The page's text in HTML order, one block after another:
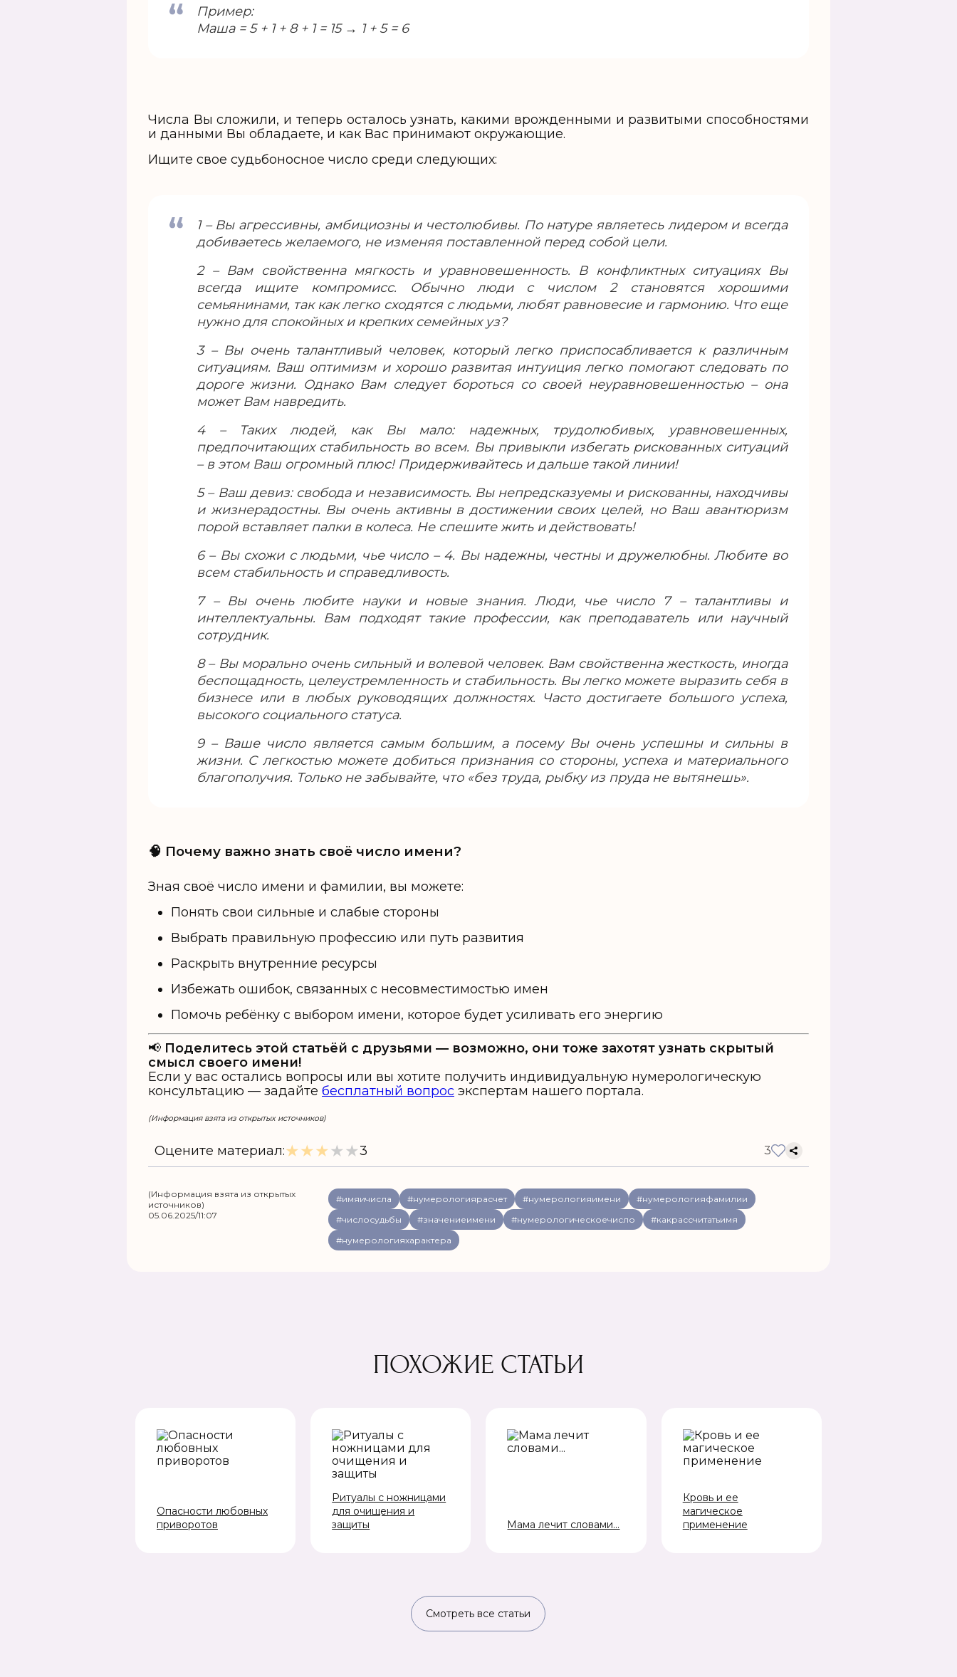
Пример:
Маша = 5 + 1 + 8 + 1 = 15 → 1 + 5 = 6
Числа Вы сложили, и теперь осталось узнать, какими врожденными и развитыми способностями
и данными Вы обладаете, и как Вас принимают окружающие.
Ищите свое судьбоносное число среди следующих:
1 – Вы агрессивны, амбициозны и честолюбивы. По натуре являетесь лидером и всегда
добиваетесь желаемого, не изменяя поставленной перед собой цели.
2 – Вам свойственна мягкость и уравновешенность. В конфликтных ситуациях Вы
всегда ищите компромисс. Обычно люди с числом 2 становятся хорошими
семьянинами, так как легко сходятся с людьми, любят равновесие и гармонию. Что еще
нужно для спокойных и крепких семейных уз?
3 – Вы очень талантливый человек, который легко приспосабливается к различным
ситуациям. Ваш оптимизм и хорошо развитая интуиция легко помогают следовать по
дороге жизни. Однако Вам следует бороться со своей неуравновешенностью – она
может Вам навредить.
4 – Таких людей, как Вы мало: надежных, трудолюбивых, уравновешенных,
предпочитающих стабильность во всем. Вы привыкли избегать рискованных ситуаций
– в этом Ваш огромный плюс! Придерживайтесь и дальше такой линии!
5 – Ваш девиз: свобода и независимость. Вы непредсказуемы и рискованны, находчивы
и жизнерадостны. Вы очень активны в достижении своих целей, но Ваш авантюризм
порой вставляет палки в колеса. Не спешите жить и действовать!
6 – Вы схожи с людьми, чье число – 4. Вы надежны, честны и дружелюбны. Любите во
всем стабильность и справедливость.
7 – Вы очень любите науки и новые знания. Люди, чье число 7 – талантливы и
интеллектуальны. Вам подходят такие профессии, как преподаватель или научный
сотрудник.
8 – Вы морально очень сильный и волевой человек. Вам свойственна жесткость, иногда
беспощадность, целеустремленность и стабильность. Вы легко можете выразить себя в
бизнесе или в любых руководящих должностях. Часто достигаете большого успеха,
высокого социального статуса.
9 – Ваше число является самым большим, а посему Вы очень успешны и сильны в
жизни. С легкостью можете добиться признания со стороны, успеха и материального
благополучия. Только не забывайте, что «без труда, рыбку из пруда не вытянешь».
🧠 Почему важно знать своё число имени?
Зная своё число имени и фамилии, вы можете:
Понять свои сильные и слабые стороны
Выбрать правильную профессию или путь развития
Раскрыть внутренние ресурсы
Избежать ошибок, связанных с несовместимостью имен
Помочь ребёнку с выбором имени, которое будет усиливать его энергию
📢 Поделитесь этой статьёй с друзьями — возможно, они тоже захотят узнать скрытый
смысл своего имени!
Если у вас остались вопросы или вы хотите получить индивидуальную нумерологическую
консультацию — задайте бесплатный вопрос экспертам нашего портала.
(Информация взята из открытых источников)
Оцените материал:★★★★★3 3
(Информация взята из открытых
источников)
05.06.2025/11:07
#имяичисла #нумерологиярасчет #нумерологияимени
#нумерологияфамилии
#числосудьбы
#значениеимени #нумерологическоечисло
#какрассчитатьимя
#нумерологияхарактера
ПОХОЖИЕ СТАТЬИ
Опасности любовных
приворотов
Ритуалы с ножницами
для очищения и
защиты
Мама лечит словами...
Кровь и ее
магическое
применение
Смотреть все статьи